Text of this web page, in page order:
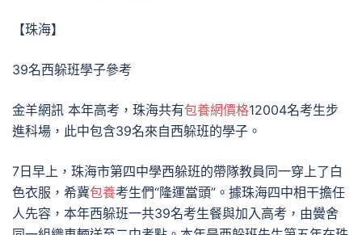
【珠海】
39名西躲班學子參考
金羊網訊 本年高考，珠海共有包養網價格12004名考生步
進科場，此中包含39名來自西躲班的學子。
7日早上，珠海市第四中學西躲班的帶隊教員同一穿上了白
色衣服，希冀包養考生們“隆運當頭”。據珠海四中相干擔任
人先容，本年西躲班一共39名考生餐與加入高考，由黌舍